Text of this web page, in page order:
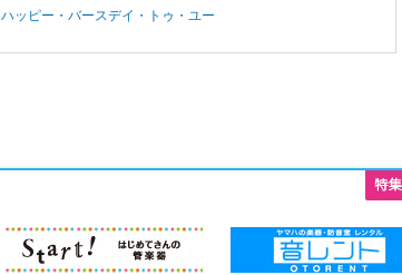
ハッピー・バースデイ・トゥ・ユー